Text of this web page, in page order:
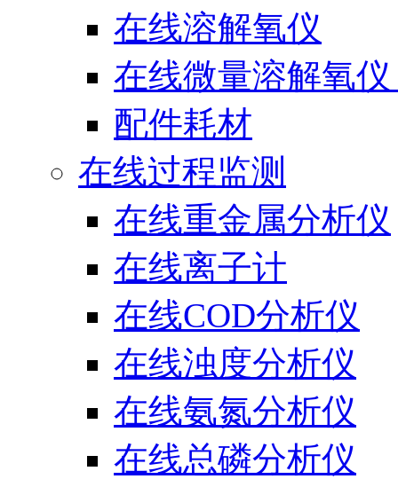
在线溶解氧仪
在线微量溶解氧仪
配件耗材
在线过程监测
在线重金属分析仪
在线离子计
在线COD分析仪
在线浊度分析仪
在线氨氮分析仪
在线总磷分析仪